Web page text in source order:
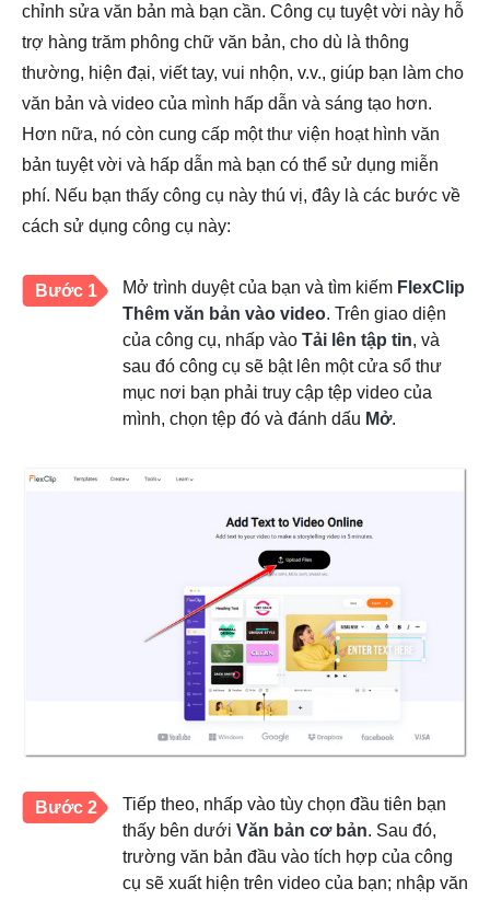
chỉnh sửa văn bản mà bạn cần. Công cụ tuyệt vời này hỗ
trợ hàng trăm phông chữ văn bản, cho dù là thông
thường, hiện đại, viết tay, vui nhộn, v.v., giúp bạn làm cho
văn bản và video của mình hấp dẫn và sáng tạo hơn.
Hơn nữa, nó còn cung cấp một thư viện hoạt hình văn
bản tuyệt vời và hấp dẫn mà bạn có thể sử dụng miễn
phí. Nếu bạn thấy công cụ này thú vị, đây là các bước về
cách sử dụng công cụ này:
Bước 1 Mở trình duyệt của bạn và tìm kiếm FlexClip
Thêm văn bản vào video. Trên giao diện
của công cụ, nhấp vào Tải lên tập tin, và
sau đó công cụ sẽ bật lên một cửa sổ thư
mục nơi bạn phải truy cập tệp video của
mình, chọn tệp đó và đánh dấu Mở.
Bước 2
Tiếp theo, nhấp vào tùy chọn đầu tiên bạn
thấy bên dưới Văn bản cơ bản. Sau đó,
trường văn bản đầu vào tích hợp của công
cụ sẽ xuất hiện trên video của bạn; nhập văn